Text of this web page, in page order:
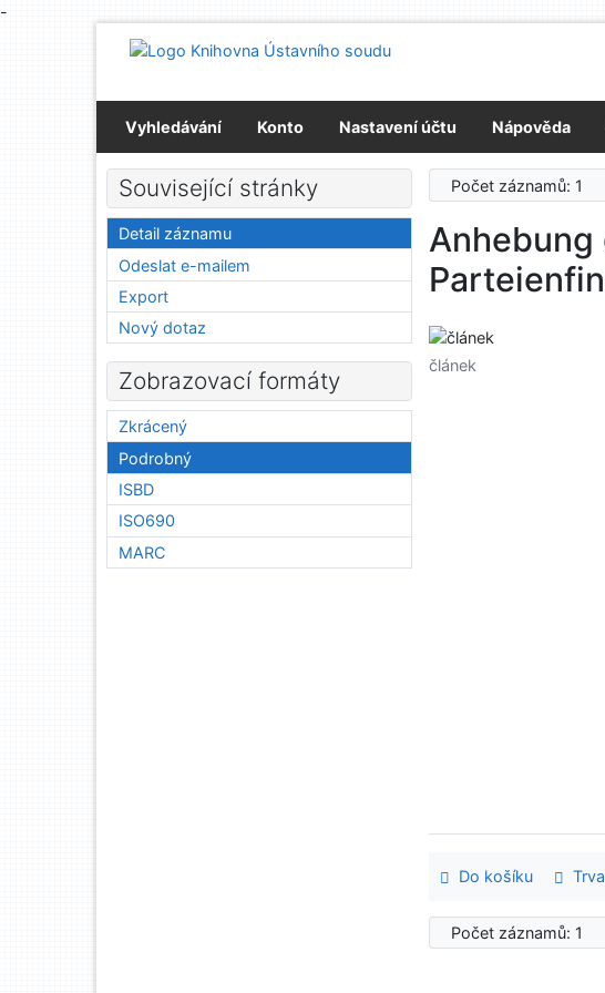
-
Přejít na menu
Vyhledávání Konto Nastavení účtu Nápověda
Počet záznamů: 1
článek
Do košíku
Počet záznamů: 1
Související stránky
Detail záznamu
Odeslat e-mailem
Export
Nový dotaz
Zobrazovací formáty
Zkrácený
Podrobný
ISBD
ISO690
MARC